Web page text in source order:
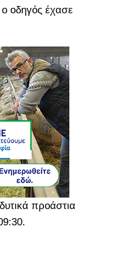
οδηγός έχασε
προάστια